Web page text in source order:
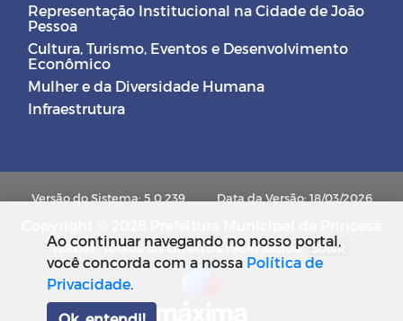
Representação Institucional na Cidade de João
Pessoa
Cultura, Turismo, Eventos e Desenvolvimento
Econômico
Mulher e da Diversidade Humana
Infraestrutura
Versão do Sistema: 5.0.239 Data da Versão: 18/03/2026
Isabel. Todos os direitos reservados. SUBIR
Ao continuar navegando no nosso portal,
você concorda com a nossa Política de
Privacidade.